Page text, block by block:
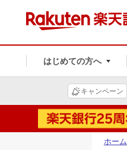
はじめての方へ
キャンペーン
ホーム